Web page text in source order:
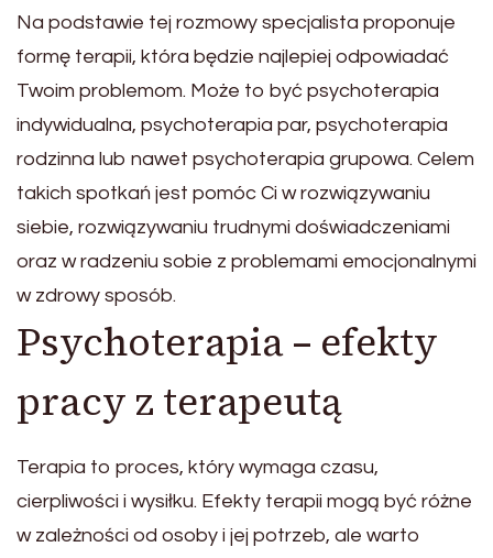
Na podstawie tej rozmowy specjalista proponuje
formę terapii, która będzie najlepiej odpowiadać
Twoim problemom. Może to być psychoterapia
indywidualna, psychoterapia par, psychoterapia
rodzinna lub nawet psychoterapia grupowa. Celem
takich spotkań jest pomóc Ci w rozwiązywaniu
siebie, rozwiązywaniu trudnymi doświadczeniami
oraz w radzeniu sobie z problemami emocjonalnymi
w zdrowy sposób.
Psychoterapia – efekty
pracy z terapeutą
Terapia to proces, który wymaga czasu,
cierpliwości i wysiłku. Efekty terapii mogą być różne
w zależności od osoby i jej potrzeb, ale warto